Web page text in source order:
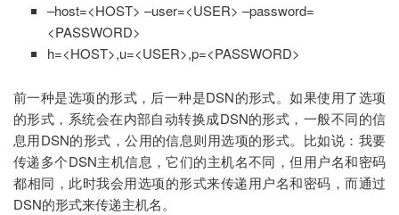
–host=<HOST> –user=<USER> –password=
<PASSWORD>
h=<HOST>,u=<USER>,p=<PASSWORD>
前一种是选项的形式，后一种是DSN的形式。如果使用了选项
的形式，系统会在内部自动转换成DSN的形式，一般不同的信
息用DSN的形式，公用的信息则用选项的形式。比如说：我要
传递多个DSN主机信息，它们的主机名不同，但用户名和密码
都相同，此时我会用选项的形式来传递用户名和密码，而通过
DSN的形式来传递主机名。